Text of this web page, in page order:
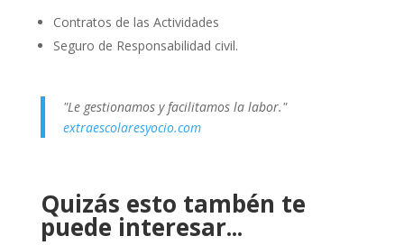
Contratos de las Actividades
Seguro de Responsabilidad civil.
"Le gestionamos y facilitamos la labor."
extraescolaresyocio.com
Quizás esto tambén te
puede interesar...